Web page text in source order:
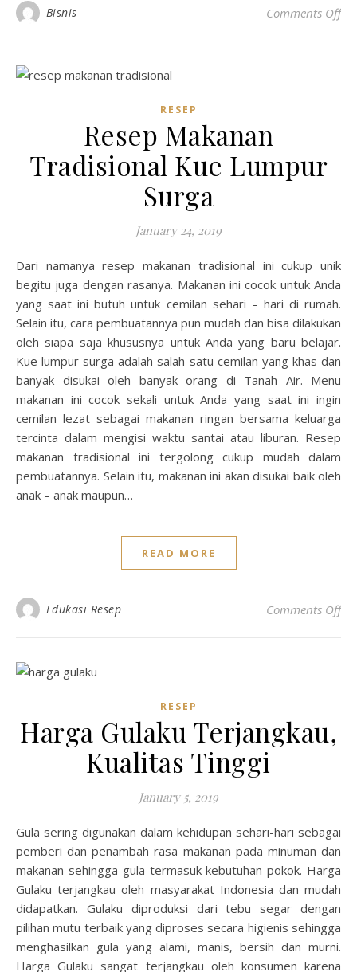
Bisnis Comments Offon
RESEP
Resep Makanan
Tradisional Kue Lumpur
Surga
January 24, 2019
Dari namanya resep makanan tradisional ini cukup unik
begitu juga dengan rasanya. Makanan ini cocok untuk Anda
yang saat ini butuh untuk cemilan sehari – hari di rumah.
Selain itu, cara pembuatannya pun mudah dan bisa dilakukan
oleh siapa saja khususnya untuk Anda yang baru belajar.
Kue lumpur surga adalah salah satu cemilan yang khas dan
banyak disukai oleh banyak orang di Tanah Air. Menu
makanan ini cocok sekali untuk Anda yang saat ini ingin
cemilan lezat sebagai makanan ringan bersama keluarga
tercinta dalam mengisi waktu santai atau liburan. Resep
makanan tradisional ini tergolong cukup mudah dalam
pembuatannya. Selain itu, makanan ini akan disukai baik oleh
anak – anak maupun…
READ MORE
Edukasi Resep Comments Offon
RESEP
Harga Gulaku Terjangkau,
Kualitas Tinggi
January 5, 2019
Gula sering digunakan dalam kehidupan sehari-hari sebagai
pemberi dan penambah rasa makanan pada minuman dan
makanan sehingga gula termasuk kebutuhan pokok. Harga
Gulaku terjangkau oleh masyarakat Indonesia dan mudah
didapatkan. Gulaku diproduksi dari tebu segar dengan
pilihan mutu terbaik yang diproses secara higienis sehingga
menghasilkan gula yang alami, manis, bersih dan murni.
Harga Gulaku sangat terjangkau oleh konsumen karena